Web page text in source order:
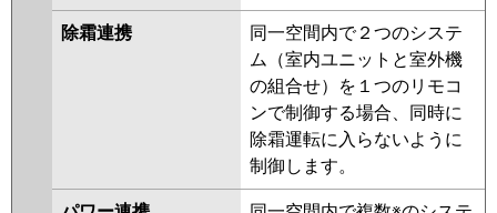
ERMP112KL5 PCZX-ERMP112K5
PCZX-HRMP112KL4 PCZX-
HRMP112K4 PCZX-ERMP112K4
PCZX-ERMP112KL4 PCZX-
HRMP112KL3 PCZX-HRMP112K3
PCZX-ERMP112K3 PCZX-
ERMP112KL3 PCZX-HRMP112K2
PCZX-HRMP112KL2
PCZX-
除霜連携
同一空間内で２つのシステ
ム（室内ユニットと室外機
の組合せ）を１つのリモコ
ンで制御する場合、同時に
除霜運転に入らないように
制御します。